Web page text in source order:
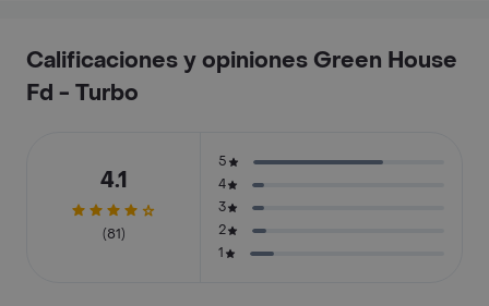
Calificaciones y opiniones Green House
Fd - Turbo
4.1
(81)
5
4
3
2
1